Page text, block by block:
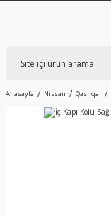
Anasayfa Nissan Qashqai